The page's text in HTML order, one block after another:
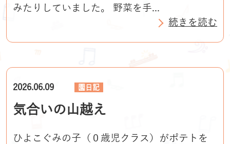
みたりしていました。 野菜を手...
続きを読む
2026.06.09 園日記
気合いの山越え
ひよこぐみの子（０歳児クラス）がポテトを